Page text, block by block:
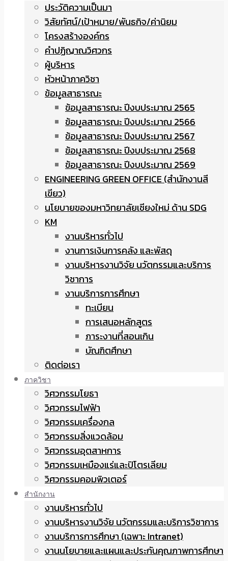
ประวัติความเป็นมา
วิสัยทัศน์/เป้าหมาย/พันธกิจ/ค่านิยม
โครงสร้างองค์กร
คำปฏิญาณวิศวกร
ผู้บริหาร
หัวหน้าภาควิชา
ข้อมูลสาธารณะ
ข้อมูลสาธารณะ ปีงบประมาณ 2565
ข้อมูลสาธารณะ ปีงบประมาณ 2566
ข้อมูลสาธารณะ ปีงบประมาณ 2567
ข้อมูลสาธารณะ ปีงบประมาณ 2568
ข้อมูลสาธารณะ ปีงบประมาณ 2569
ENGINEERING GREEN OFFICE (สำนักงานสี
เขียว)
นโยบายของมหาวิทยาลัยเชียงใหม่ ด้าน SDG
KM
งานบริหารทั่วไป
งานการเงินการคลัง และพัสดุ
งานบริหารงานวิจัย นวัตกรรมและบริการ
วิชาการ
งานบริการการศึกษา
ทะเบียน
การเสนอหลักสูตร
ภาระงานที่สอนเกิน
บัณฑิตศึกษา
ติดต่อเรา
ภาควิชา
วิศวกรรมโยธา
วิศวกรรมไฟฟ้า
วิศวกรรมเครื่องกล
วิศวกรรมสิ่งแวดล้อม
วิศวกรรมอุตสาหการ
วิศวกรรมเหมืองแร่และปิโตรเลียม
วิศวกรรมคอมพิวเตอร์
สำนักงาน
งานบริหารทั่วไป
งานบริหารงานวิจัย นวัตกรรมและบริการวิชาการ
งานบริการการศึกษา (เฉพาะ Intranet)
งานนโยบายและแผนและประกันคุณภาพการศึกษา